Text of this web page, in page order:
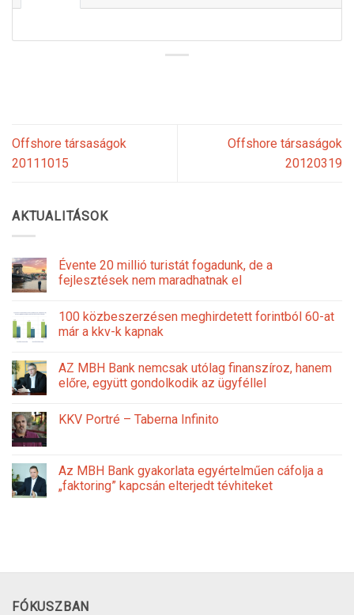
Offshore társaságok
20111015
Offshore társaságok
20120319
AKTUALITÁSOK
Évente 20 millió turistát fogadunk, de a
fejlesztések nem maradhatnak el
100 közbeszerzésen meghirdetett forintból 60-at
már a kkv-k kapnak
AZ MBH Bank nemcsak utólag finanszíroz, hanem
előre, együtt gondolkodik az ügyféllel
KKV Portré – Taberna Infinito
Az MBH Bank gyakorlata egyértelműen cáfolja a
„faktoring” kapcsán elterjedt tévhiteket
FÓKUSZBAN